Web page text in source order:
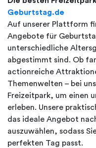
Geburtstag.de
Auf unserer Plattform
Angebote für
unterschiedliche
abgestimmt sind. Ob
actionreiche
Themenwelten – bei
Freizeitpark, um einen
erleben. Unsere
das ideale Angebot
auszuwählen, sodass
perfekten Tag passt.